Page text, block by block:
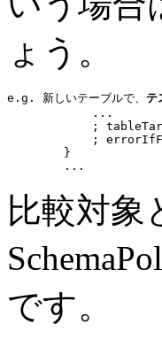
ょう。
e.g. 新しいテーブルで、 テ
...
;
            ;
        }
...
比較対象
です。